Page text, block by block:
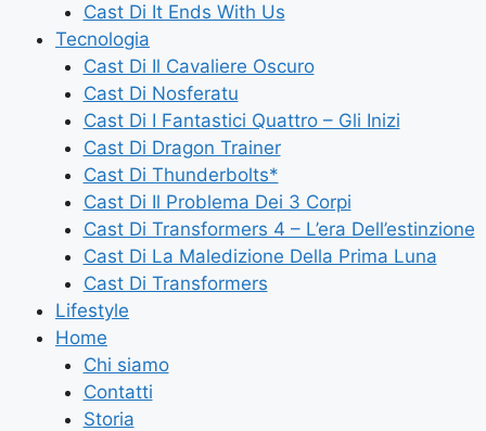
Cast Di It Ends With Us
Tecnologia
Cast Di Il Cavaliere Oscuro
Cast Di Nosferatu
Cast Di I Fantastici Quattro – Gli Inizi
Cast Di Dragon Trainer
Cast Di Thunderbolts*
Cast Di Il Problema Dei 3 Corpi
Cast Di Transformers 4 – L’era Dell’estinzione
Cast Di La Maledizione Della Prima Luna
Cast Di Transformers
Lifestyle
Home
Chi siamo
Contatti
Storia